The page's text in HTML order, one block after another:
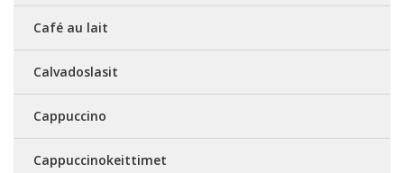
Café au lait
Calvadoslasit
Cappuccino
Cappuccinokeittimet